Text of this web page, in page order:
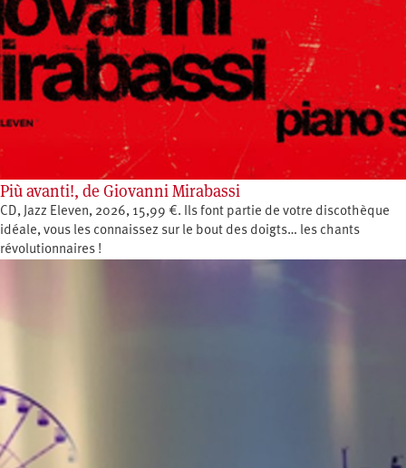
Più avanti!, de Giovanni Mirabassi
CD, Jazz Eleven, 2026, 15,99 €. Ils font partie de votre discothèque
idéale, vous les connaissez sur le bout des doigts… les chants
révolutionnaires !